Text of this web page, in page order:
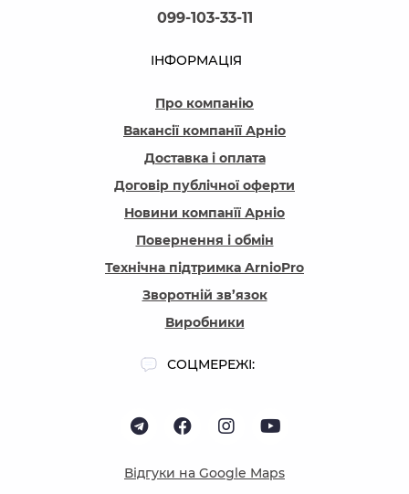
099-103-33-11
ІНФОРМАЦІЯ
Про компанію
Вакансії компанїї Арніо
Доставка і оплата
Договір публічної оферти
Новини компанїї Арніо
Повернення і обмін
Технічна підтримка ArnioPro
Зворотній зв’язок
Виробники
СОЦМЕРЕЖІ:
Відгуки на Google Maps